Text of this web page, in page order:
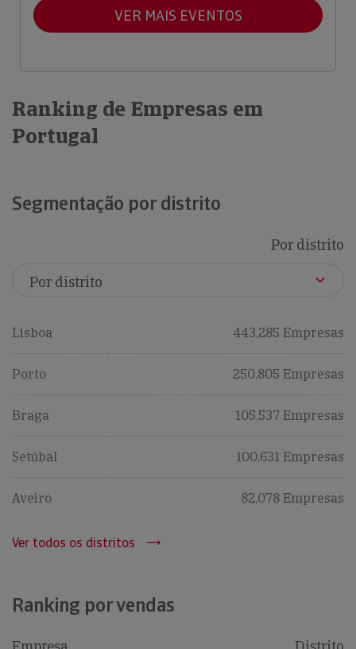
VER MAIS EVENTOS
Ranking de Empresas em
Portugal
Segmentação por distrito
Por distrito
Lisboa 443,285 Empresas
Porto 250,805 Empresas
Braga 105,537 Empresas
Setúbal 100,631 Empresas
Aveiro 82,078 Empresas
Ver todos os distritos
Ranking por vendas